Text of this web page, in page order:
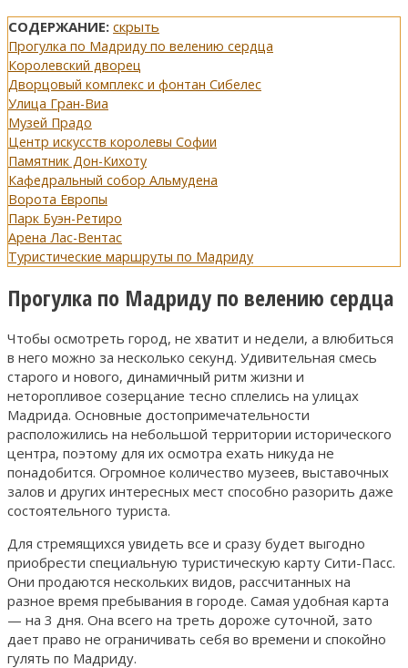
СОДЕРЖАНИЕ: скрыть
Прогулка по Мадриду по велению сердца
Королевский дворец
Дворцовый комплекс и фонтан Сибелес
Улица Гран-Виа
Музей Прадо
Центр искусств королевы Софии
Памятник Дон-Кихоту
Кафедральный собор Альмудена
Ворота Европы
Парк Буэн-Ретиро
Арена Лас-Вентас
Туристические маршруты по Мадриду
Прогулка по Мадриду по велению сердца
Чтобы осмотреть город, не хватит и недели, а влюбиться
в него можно за несколько секунд. Удивительная смесь
старого и нового, динамичный ритм жизни и
неторопливое созерцание тесно сплелись на улицах
Мадрида. Основные достопримечательности
расположились на небольшой территории исторического
центра, поэтому для их осмотра ехать никуда не
понадобится. Огромное количество музеев, выставочных
залов и других интересных мест способно разорить даже
состоятельного туриста.
Для стремящихся увидеть все и сразу будет выгодно
приобрести специальную туристическую карту Сити-Пасс.
Они продаются нескольких видов, рассчитанных на
разное время пребывания в городе. Самая удобная карта
— на 3 дня. Она всего на треть дороже суточной, зато
дает право не ограничивать себя во времени и спокойно
гулять по Мадриду.